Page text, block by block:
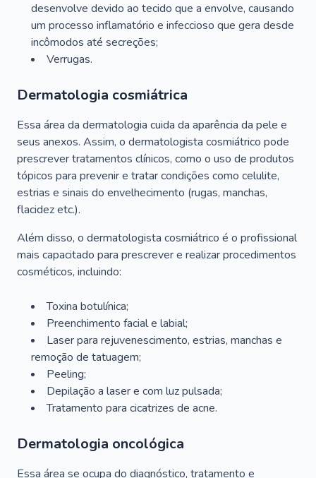
desenvolve devido ao tecido que a envolve, causando
um processo inflamatório e infeccioso que gera desde
incômodos até secreções;
Verrugas.
Dermatologia cosmiátrica
Essa área da dermatologia cuida da aparência da pele e
seus anexos. Assim, o dermatologista cosmiátrico pode
prescrever tratamentos clínicos, como o uso de produtos
tópicos para prevenir e tratar condições como celulite,
estrias e sinais do envelhecimento (rugas, manchas,
flacidez etc.).
Além disso, o dermatologista cosmiátrico é o profissional
mais capacitado para prescrever e realizar procedimentos
cosméticos, incluindo:
Toxina botulínica;
Preenchimento facial e labial;
Laser para rejuvenescimento, estrias, manchas e
remoção de tatuagem;
Peeling;
Depilação a laser e com luz pulsada;
Tratamento para cicatrizes de acne.
Dermatologia oncológica
Essa área se ocupa do diagnóstico, tratamento e